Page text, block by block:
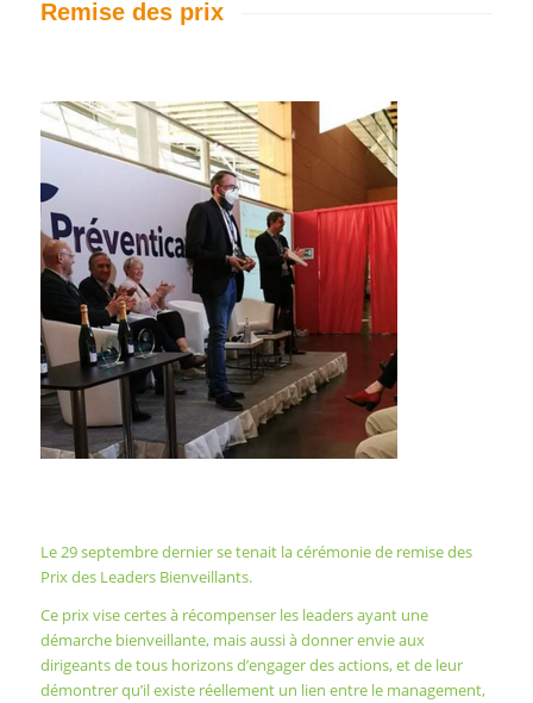
Remise des prix
Le 29 septembre dernier se tenait la cérémonie de remise des
Prix des Leaders Bienveillants.
Ce prix vise certes à récompenser les leaders ayant une
démarche bienveillante, mais aussi à donner envie aux
dirigeants de tous horizons d’engager des actions, et de leur
démontrer qu’il existe réellement un lien entre le management,